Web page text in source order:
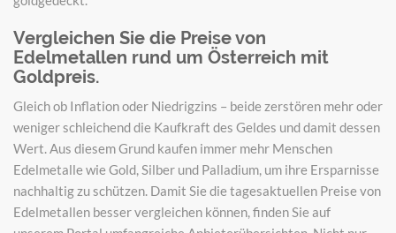
Vergleichen Sie die Preise von
Edelmetallen rund um Österreich mit
Goldpreis.
Gleich ob Inflation oder Niedrigzins – beide zerstören mehr oder
weniger schleichend die Kaufkraft des Geldes und damit dessen
Wert. Aus diesem Grund kaufen immer mehr Menschen
Edelmetalle wie Gold, Silber und Palladium, um ihre Ersparnisse
nachhaltig zu schützen. Damit Sie die tagesaktuellen Preise von
Edelmetallen besser vergleichen können, finden Sie auf